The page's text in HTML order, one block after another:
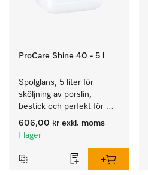
ProCare Shine 40 - 5 l
Spolglans, 5 liter för
sköljning av porslin,
bestick och perfekt för
glas.
606,00 kr exkl. moms
I lager